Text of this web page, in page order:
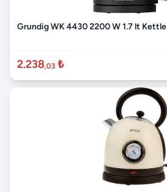
Grundig WK 4430 2200 W 1.7 lt Kettle
2.238,03 ₺